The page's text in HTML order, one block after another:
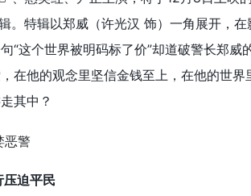
。特辑以郑威（许光汉 饰）一角展开，
“这个世界被明码标了价”却道破警长郑威
在他的观念里坚信金钱至上，在他的世界
其中？
压迫平民